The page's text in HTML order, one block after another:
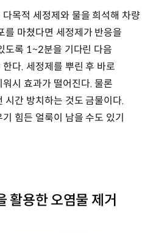
목적 세정제와 물을 희석해 차량
를 마쳤다면 세정제가 반응을
도록 1~2분을 기다린 다음
다. 세정제를 뿌린 후 바로
시 효과가 떨어진다. 물론
시간 방치하는 것도 금물이다.
힘든 얼룩이 남을 수도 있기
활용한 오염물 제거